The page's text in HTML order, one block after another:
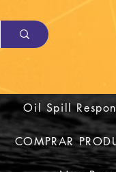
Oil Spill
COMPRAR